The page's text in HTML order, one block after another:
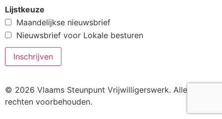
Lijstkeuze
Maandelijkse nieuwsbrief
Nieuwsbrief voor Lokale besturen
© 2026 Vlaams Steunpunt Vrijwilligerswerk. Alle
rechten voorbehouden.